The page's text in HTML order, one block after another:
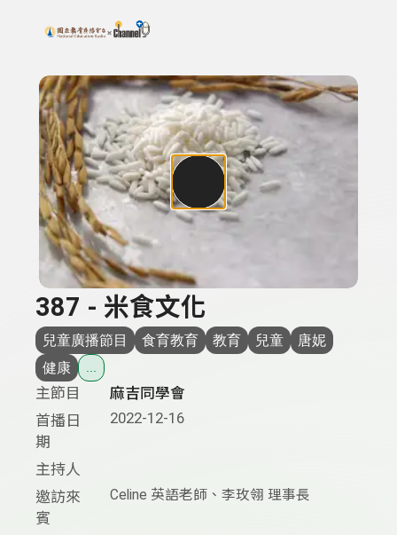
上方功能區塊
搜尋關鍵字：可輸入節目名稱、主持人或關鍵字
387 - 米食文化
兒童廣播節目 食育教育 教育 兒童
唐妮
健康
...
主節目
麻吉同學會
首播日
期
2022-12-16
主持人
邀訪來
賓
Celine 英語老師、李玫翎 理事長